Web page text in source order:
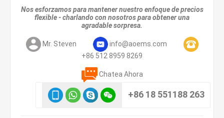
Nos esforzamos para mantener nuestro enfoque de precios
flexible - charlando con nosotros para obtener una
agradable sorpresa.
Mr. Steven
info@aoems.com
+86 512 8959 8269
Chatea Ahora
+86 18 551188 263